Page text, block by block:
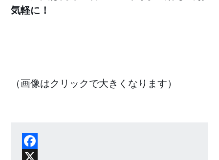
気軽に！
（画像はクリックで大きくなります）
Facebook